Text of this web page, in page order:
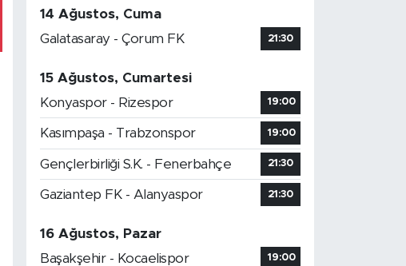
14 Ağustos, Cuma
Galatasaray - Çorum FK
21:30
15 Ağustos, Cumartesi
Konyaspor - Rizespor
19:00
Kasımpaşa - Trabzonspor 19:00
Gençlerbirliği S.K. - Fenerbahçe 21:30
Gaziantep FK - Alanyaspor 21:30
16 Ağustos, Pazar
Başakşehir - Kocaelispor
19:00